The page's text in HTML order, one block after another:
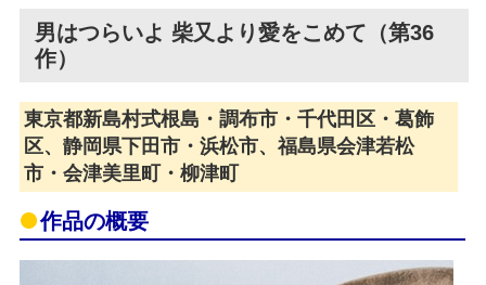
男はつらいよ 柴又より愛をこめて（第36
作）
東京都新島村式根島・調布市・千代田区・葛飾
区、静岡県下田市・浜松市、福島県会津若松
市・会津美里町・柳津町
作品の概要